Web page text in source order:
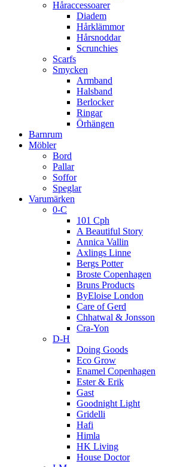
Håraccessoarer
Diadem
Hårklämmor
Hårsnoddar
Scrunchies
Scarfs
Smycken
Armband
Halsband
Berlocker
Ringar
Örhängen
Barnrum
Möbler
Bord
Pallar
Soffor
Speglar
Varumärken
0-C
101 Cph
A Beautiful Story
Annica Vallin
Axlings Linne
Bergs Potter
Broste Copenhagen
Bruns Products
ByEloise London
Care of Gerd
Chhatwal & Jonsson
Cra-Yon
D-H
Doing Goods
Eco Grow
Enamel Copenhagen
Ester & Erik
Gast
Goodnight Light
Gridelli
Hafi
Himla
HK Living
House Doctor